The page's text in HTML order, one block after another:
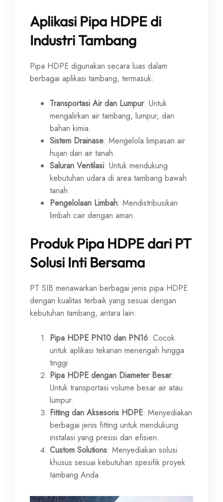
Aplikasi Pipa HDPE di
Industri Tambang
Pipa HDPE digunakan secara luas dalam
berbagai aplikasi tambang, termasuk:
Transportasi Air dan Lumpur: Untuk
mengalirkan air tambang, lumpur, dan
bahan kimia.
Sistem Drainase: Mengelola limpasan air
hujan dan air tanah.
Saluran Ventilasi: Untuk mendukung
kebutuhan udara di area tambang bawah
tanah.
Pengelolaan Limbah: Mendistribusikan
limbah cair dengan aman.
Produk Pipa HDPE dari PT
Solusi Inti Bersama
PT SIB menawarkan berbagai jenis pipa HDPE
dengan kualitas terbaik yang sesuai dengan
kebutuhan tambang, antara lain:
Pipa HDPE PN10 dan PN16: Cocok
untuk aplikasi tekanan menengah hingga
tinggi.
Pipa HDPE dengan Diameter Besar:
Untuk transportasi volume besar air atau
lumpur.
Fitting dan Aksesoris HDPE: Menyediakan
berbagai jenis fitting untuk mendukung
instalasi yang presisi dan efisien.
Custom Solutions: Menyediakan solusi
khusus sesuai kebutuhan spesifik proyek
tambang Anda.